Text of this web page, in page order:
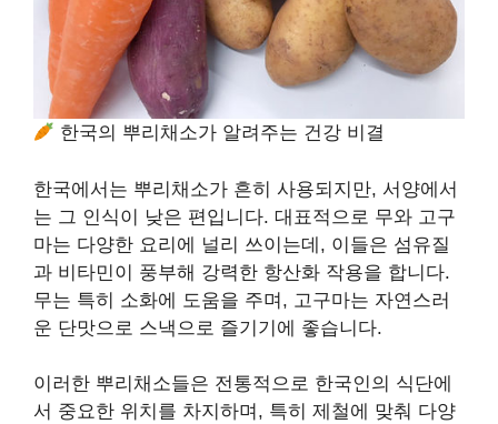
한국의 뿌리채소가 알려주는 건강 비결
한국에서는 뿌리채소가 흔히 사용되지만, 서양에서
는 그 인식이 낮은 편입니다. 대표적으로 무와 고구
마는 다양한 요리에 널리 쓰이는데, 이들은 섬유질
과 비타민이 풍부해 강력한 항산화 작용을 합니다.
무는 특히 소화에 도움을 주며, 고구마는 자연스러
운 단맛으로 스낵으로 즐기기에 좋습니다.
이러한 뿌리채소들은 전통적으로 한국인의 식단에
서 중요한 위치를 차지하며, 특히 제철에 맞춰 다양